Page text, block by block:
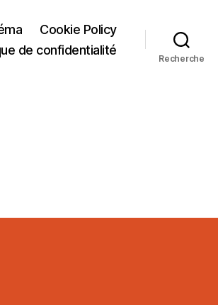
Cookie Policy
de confidentialité
Recherche